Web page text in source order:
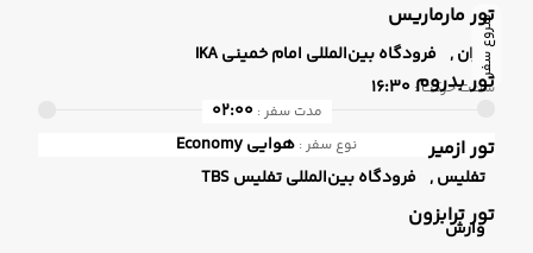
تور مارماریس
تور بدروم
تور ازمیر
تور ترابزون
شروع سفر
تهران , فرودگاه بین‌المللی امام خمینی IKA
ساعت حرکت : 16:30
مدت سفر :02:00
نوع سفر : هوایی
تفلیس , فرودگاه بین‌المللی تفلیس TBS
وارش